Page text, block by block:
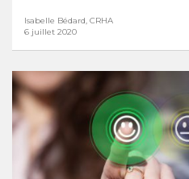
Isabelle Bédard, CRHA
6 juillet 2020